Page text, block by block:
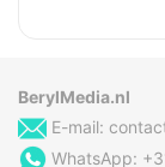
BerylMedia.nl
E-mail:
WhatsApp: